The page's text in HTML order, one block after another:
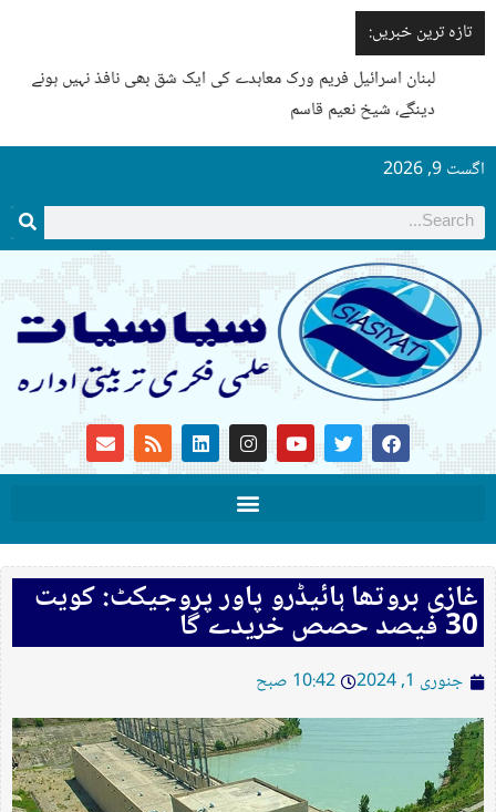
تازہ ترین خبریں:
لبنان اسرائیل فریم ورک معاہدے کی ایک شق بھی نافذ نہیں ہونے
دینگے، شیخ نعیم قاسم
اگست 9, 2026
غازی بروتھا ہائیڈرو پاور پروجیکٹ: کویت
30 فیصد حصص خریدے گا
جنوری 1, 2024 10:42 صبح